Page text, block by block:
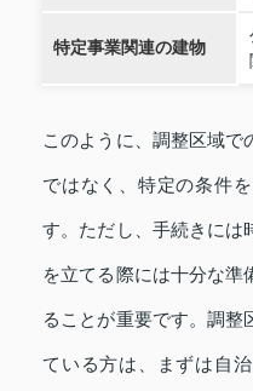
特定事業関連の建物
このように、調整区域で
ではなく、特定の条件
す。ただし、手続きには
を立てる際には十分な準
ることが重要です。調整
ている方は、まずは自